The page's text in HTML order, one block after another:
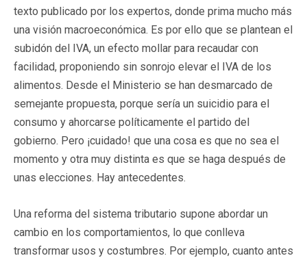
texto publicado por los expertos, donde prima mucho más
una visión macroeconómica. Es por ello que se plantean el
subidón del IVA, un efecto mollar para recaudar con
facilidad, proponiendo sin sonrojo elevar el IVA de los
alimentos. Desde el Ministerio se han desmarcado de
semejante propuesta, porque sería un suicidio para el
consumo y ahorcarse políticamente el partido del
gobierno. Pero ¡cuidado! que una cosa es que no sea el
momento y otra muy distinta es que se haga después de
unas elecciones. Hay antecedentes.
Una reforma del sistema tributario supone abordar un
cambio en los comportamientos, lo que conlleva
transformar usos y costumbres. Por ejemplo, cuanto antes